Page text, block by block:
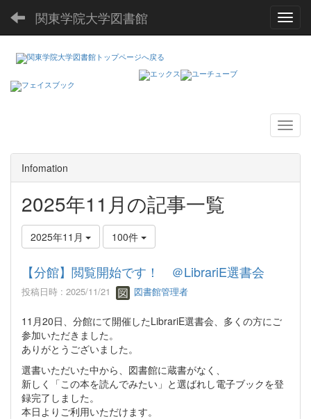
関東学院大学図書館
Infomation
2025年11月の記事一覧
2025年11月 100件
【分館】閲覧開始です！ ＠LibrariE選書会
投稿日時 : 2025/11/21 図書館管理者
11月20日、分館にて開催したLibrariE選書会、多くの方にご
参加いただきました。
ありがとうございました。
選書いただいた中から、図書館に蔵書がなく、
新しく「この本を読んでみたい」と選ばれし電子ブックを登
録完了しました。
本日よりご利用いただけます。